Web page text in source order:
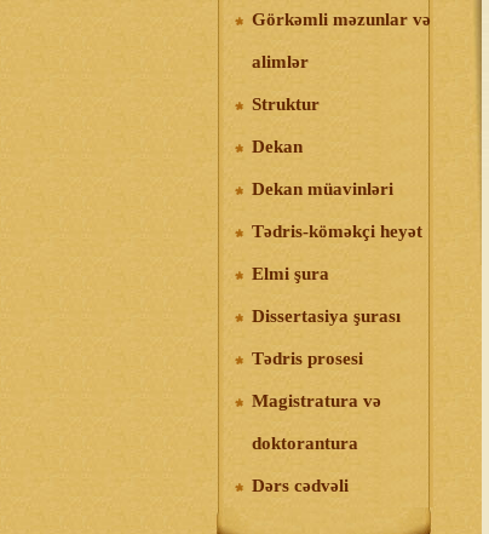
Görkəmli məzunlar və
alimlər
Struktur
Dekan
Dekan müavinləri
Tədris-köməkçi heyət
Elmi şura
Dissertasiya şurası
Tədris prosesi
Magistratura və
doktorantura
Dərs cədvəli